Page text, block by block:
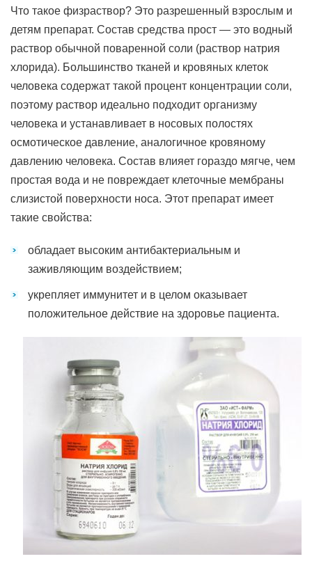
Что такое физраствор? Это разрешенный взрослым и
детям препарат. Состав средства прост — это водный
раствор обычной поваренной соли (раствор натрия
хлорида). Большинство тканей и кровяных клеток
человека содержат такой процент концентрации соли,
поэтому раствор идеально подходит организму
человека и устанавливает в носовых полостях
осмотическое давление, аналогичное кровяному
давлению человека. Состав влияет гораздо мягче, чем
простая вода и не повреждает клеточные мембраны
слизистой поверхности носа. Этот препарат имеет
такие свойства:
обладает высоким антибактериальным и
заживляющим воздействием;
укрепляет иммунитет и в целом оказывает
положительное действие на здоровье пациента.